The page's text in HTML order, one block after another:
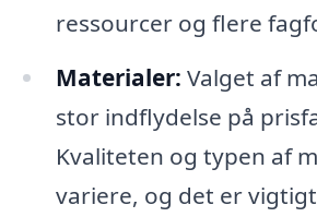
ressourcer og flere
Materialer: Valget af
stor indflydelse på
Kvaliteten og typen af
variere, og det er